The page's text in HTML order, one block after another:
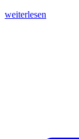
weiterlesen